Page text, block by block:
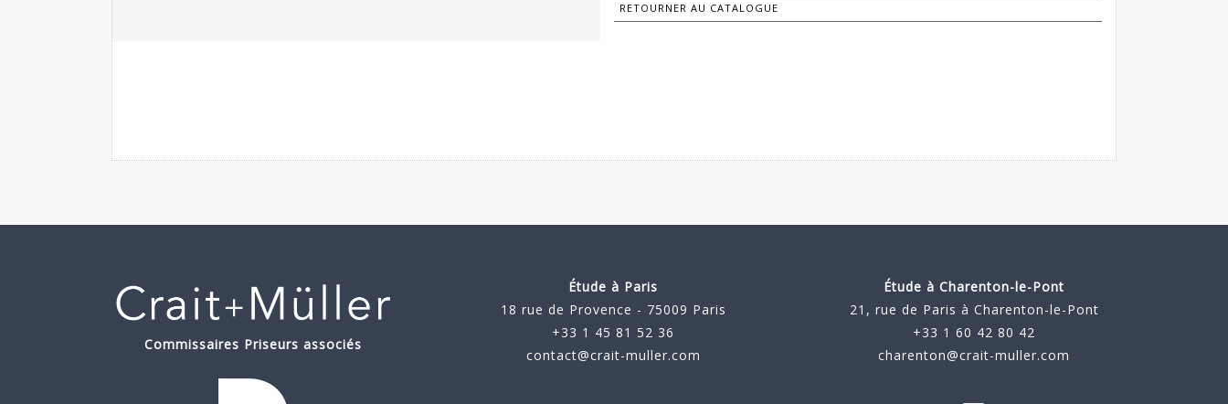
RETOURNER AU CATALOGUE
Commissaires Priseurs associés
Étude à Paris
18 rue de Provence - 75009 Paris
+33 1 45 81 52 36
contact@crait-muller.com
Étude àCharenton-le-Pont
21, rue de Paris à Charenton-le-Pont
+33 1 60 42 80 42
charenton@crait-muller.com